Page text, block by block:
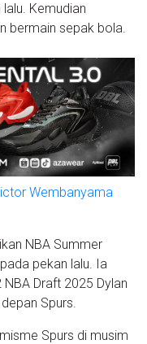
lalu. Kemudian
bermain sepak bola.
Wembanyama
NBA Summer
pekan lalu. Ia
Draft 2025 Dylan
Spurs.
Spurs di musim